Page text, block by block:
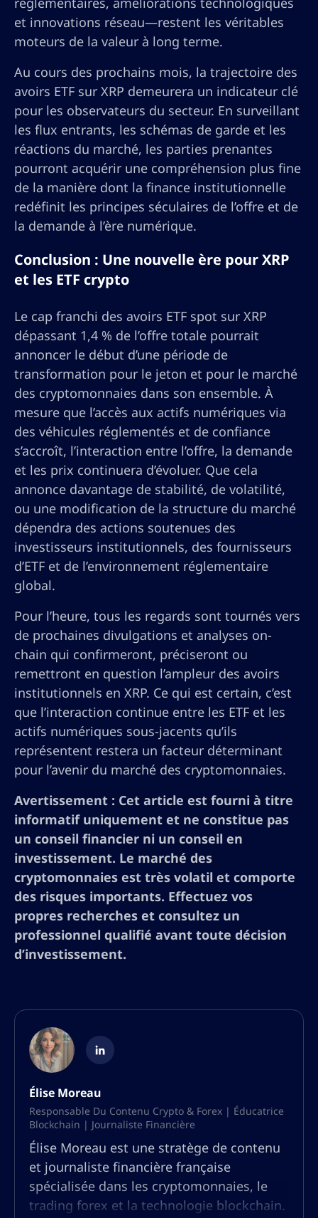
et innovations réseau—restent les véritables
moteurs de la valeur à long terme.
Au cours des prochains mois, la trajectoire des
avoirs ETF sur XRP demeurera un indicateur clé
pour les observateurs du secteur. En surveillant
les flux entrants, les schémas de garde et les
réactions du marché, les parties prenantes
pourront acquérir une compréhension plus fine
de la manière dont la finance institutionnelle
redéfinit les principes séculaires de l’offre et de
la demande à l’ère numérique.
Conclusion : Une nouvelle ère pour XRP
et les ETF crypto
Le cap franchi des avoirs ETF spot sur XRP
dépassant 1,4 % de l’offre totale pourrait
annoncer le début d’une période de
transformation pour le jeton et pour le marché
des cryptomonnaies dans son ensemble. À
mesure que l’accès aux actifs numériques via
des véhicules réglementés et de confiance
s’accroît, l’interaction entre l’offre, la demande
et les prix continuera d’évoluer. Que cela
annonce davantage de stabilité, de volatilité,
ou une modification de la structure du marché
dépendra des actions soutenues des
investisseurs institutionnels, des fournisseurs
d’ETF et de l’environnement réglementaire
global.
Pour l’heure, tous les regards sont tournés vers
de prochaines divulgations et analyses on-
chain qui confirmeront, préciseront ou
remettront en question l’ampleur des avoirs
institutionnels en XRP. Ce qui est certain, c’est
que l’interaction continue entre les ETF et les
actifs numériques sous-jacents qu’ils
représentent restera un facteur déterminant
pour l’avenir du marché des cryptomonnaies.
Avertissement : Cet article est fourni à titre
informatif uniquement et ne constitue pas
un conseil financier ni un conseil en
investissement. Le marché des
cryptomonnaies est très volatil et comporte
des risques importants. Effectuez vos
propres recherches et consultez un
professionnel qualifié avant toute décision
d’investissement.
Élise Moreau
Responsable Du Contenu Crypto & Forex | Éducatrice
Blockchain | Journaliste Financière
Élise Moreau est une stratège de contenu
et journaliste financière française
spécialisée dans les cryptomonnaies, le
trading forex et la technologie blockchain.